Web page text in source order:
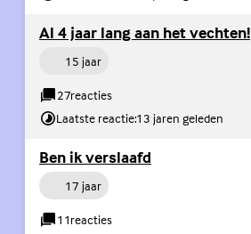
Al 4 jaar lang aan het vechten!
Persoon15 jaar
27reacties
Laatste reactie:13 jaren geleden
Ben ik verslaafd
Persoon17 jaar
11reacties